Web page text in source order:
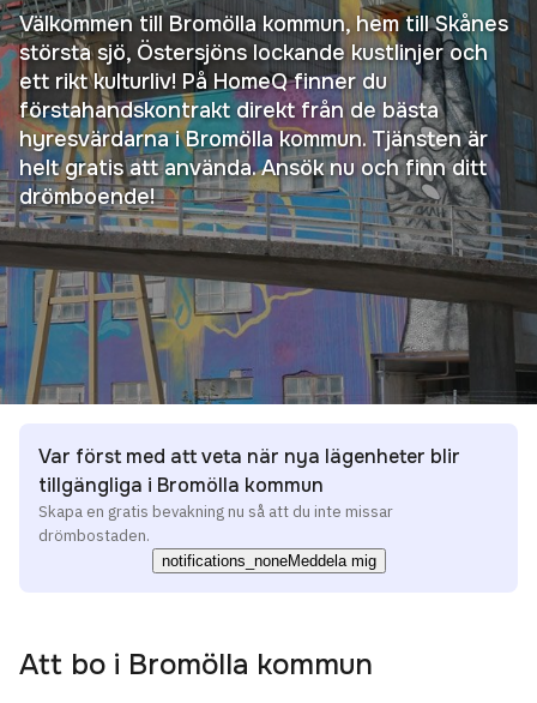
Välkommen till Bromölla kommun, hem till Skånes
största sjö, Östersjöns lockande kustlinjer och
ett rikt kulturliv! På HomeQ finner du
förstahandskontrakt direkt från de bästa
hyresvärdarna i Bromölla kommun. Tjänsten är
helt gratis att använda. Ansök nu och finn ditt
drömboende!
Var först med att veta när nya lägenheter blir
tillgängliga i Bromölla kommun
Skapa en gratis bevakning nu så att du inte missar
drömbostaden.
notifications_noneMeddela mig
Att bo i Bromölla kommun